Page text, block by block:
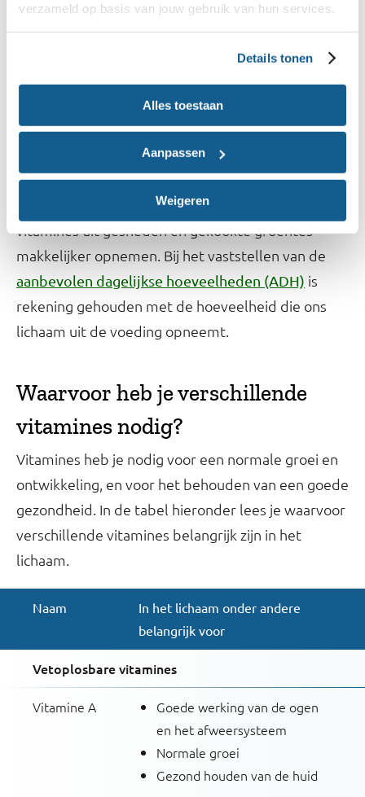
verzameld op basis van jouw gebruik van hun services.
Details tonen
Alles toestaan
Aanpassen
Weigeren
De hoeveelheid verlies verschilt per vitamine en is
van veel factoren afhankelijk. Bijvoorbeeld het
type voedingsmiddel, hoe heet het is bereid, de
hoeveelheid water, blootstelling aan zonlicht of
blootstelling aan zuurstof na snijden, persen of
Aan de andere kant kan het lichaam sommige
vitamines uit gesneden en gekookte groentes
makkelijker opnemen. Bij het vaststellen van de
aanbevolen dagelijkse hoeveelheden (ADH) is
rekening gehouden met de hoeveelheid die ons
lichaam uit de voeding opneemt.
Waarvoor heb je verschillende
vitamines nodig?
Vitamines heb je nodig voor een normale groei en
ontwikkeling, en voor het behouden van een goede
gezondheid. In de tabel hieronder lees je waarvoor
verschillende vitamines belangrijk zijn in het
lichaam.
Naam
In het lichaam onder andere
belangrijk voor
Vetoplosbare vitamines
Vitamine A
Goede werking van de ogen
en het afweersysteem
Normale groei
Gezond houden van de huid